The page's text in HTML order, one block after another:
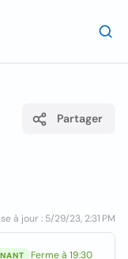
Partager
à jour : 5/29/23, 2:31 PM
Ferme à 19:30